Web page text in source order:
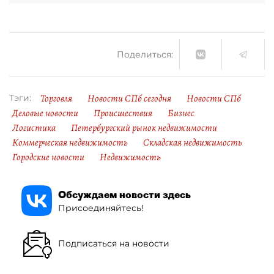
Поделиться:
Тэги: Торговля Новости СПб сегодня
Новости СПб
Деловые новости
Происшествия
Бизнес
Логистика
Петербургский рынок недвижимости
Коммерческая недвижимость
Складская недвижимость
Городские новости
Недвижимость
Обсуждаем новости здесь
Присоединяйтесь!
Подписаться на новости